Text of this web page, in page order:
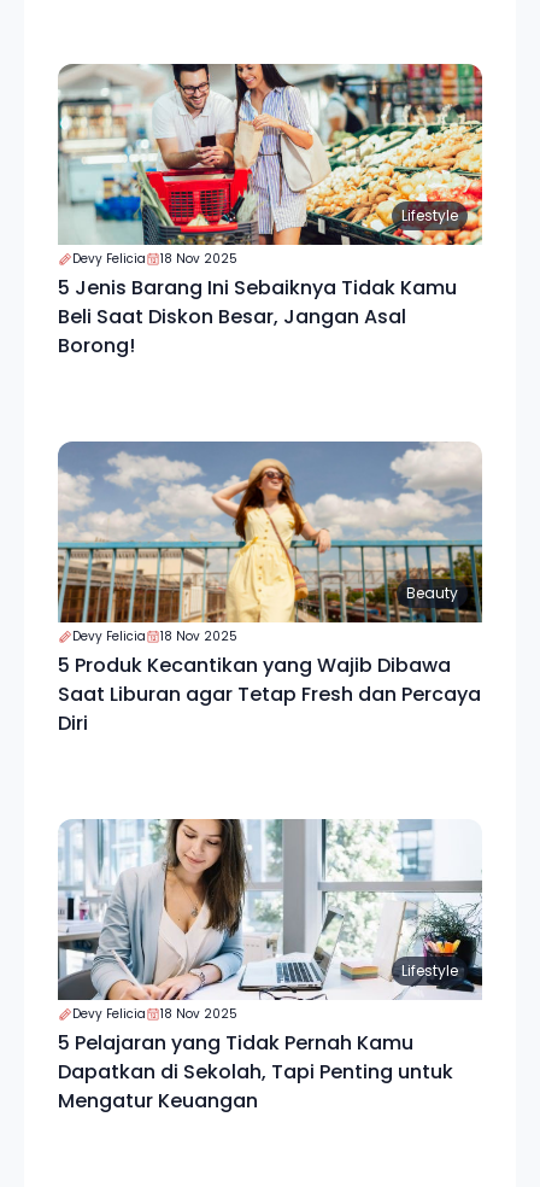
Lifestyle
Devy Felicia 18 Nov 2025
5 Jenis Barang Ini Sebaiknya Tidak Kamu
Beli Saat Diskon Besar, Jangan Asal
Borong!
Beauty
Devy Felicia 18 Nov 2025
5 Produk Kecantikan yang Wajib Dibawa
Saat Liburan agar Tetap Fresh dan Percaya
Diri
Lifestyle
Devy Felicia 18 Nov 2025
5 Pelajaran yang Tidak Pernah Kamu
Dapatkan di Sekolah, Tapi Penting untuk
Mengatur Keuangan